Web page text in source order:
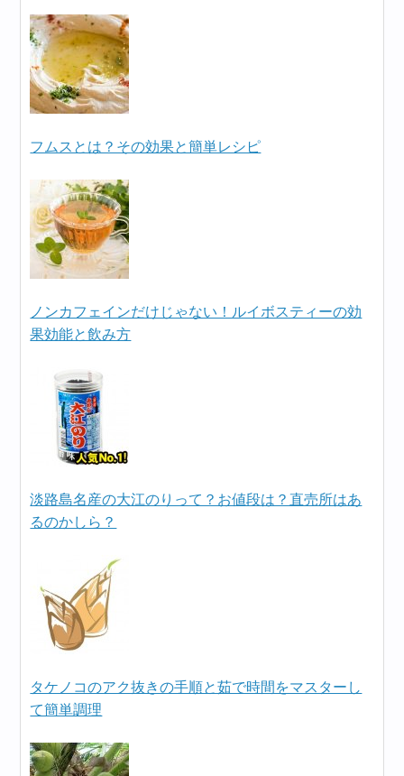
フムスとは？その効果と簡単レシピ
ノンカフェインだけじゃない！ルイボスティーの効
果効能と飲み方
淡路島名産の大江のりって？お値段は？直売所はあ
るのかしら？
タケノコのアク抜きの手順と茹で時間をマスターし
て簡単調理